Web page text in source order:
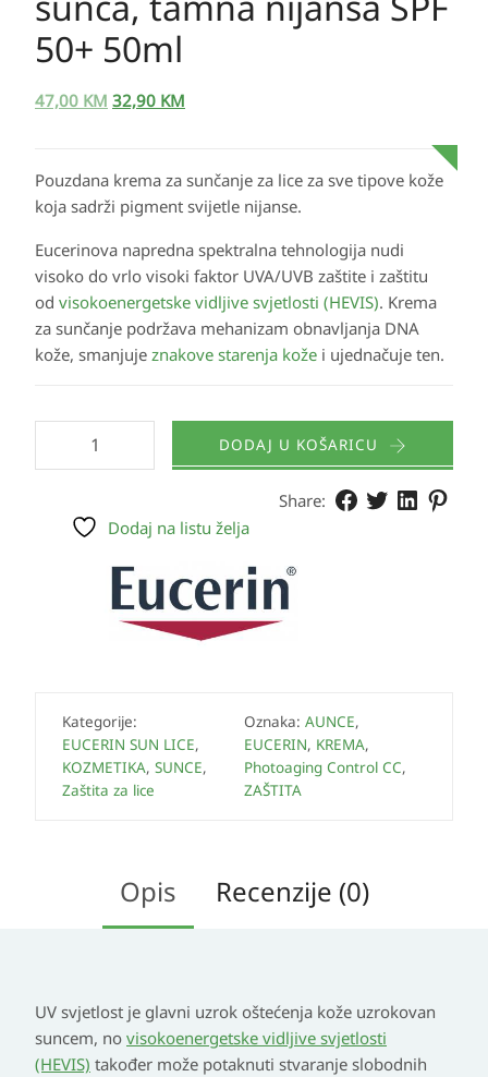
50+ 50ml
47,00 KM 32,90 KM
Pouzdana krema za sunčanje za lice za sve tipove kože
koja sadrži pigment svijetle nijanse.
Eucerinova napredna spektralna tehnologija nudi
visoko do vrlo visoki faktor UVA/UVB zaštite i zaštitu
od visokoenergetske vidljive svjetlosti (HEVIS). Krema
za sunčanje podržava mehanizam obnavljanja DNA
kože, smanjuje znakove starenja kože i ujednačuje ten.
DODAJ U KOŠARICU
Share:
Dodaj na listu želja
Kategorije:
EUCERIN SUN LICE,
KOZMETIKA, SUNCE,
Zaštita za lice
Oznaka: AUNCE,
EUCERIN, KREMA,
Photoaging Control CC,
ZAŠTITA
Opis Recenzije (0)
UV svjetlost je glavni uzrok oštećenja kože uzrokovan
suncem, no visokoenergetske vidljive svjetlosti
(HEVIS) također može potaknuti stvaranje slobodnih